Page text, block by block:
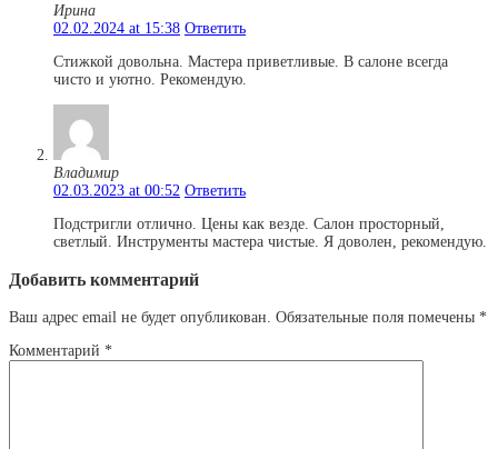
Ирина
02.02.2024 at 15:38 Ответить
Стижкой довольна. Мастера приветливые. В салоне всегда
чисто и уютно. Рекомендую.
Владимир
02.03.2023 at 00:52 Ответить
Подстригли отлично. Цены как везде. Салон просторный,
светлый. Инструменты мастера чистые. Я доволен, рекомендую.
Добавить комментарий
Ваш адрес email не будет опубликован. Обязательные поля помечены *
Комментарий *